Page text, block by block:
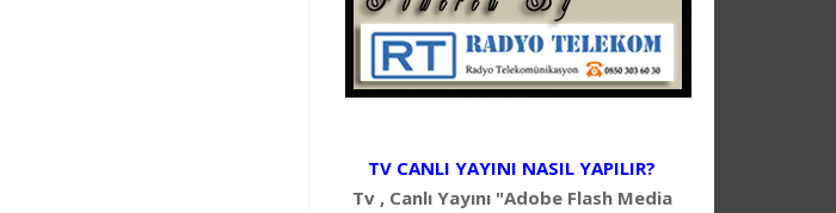
TV CANLI YAYINI NASIL YAPILIR?
Tv , Canlı Yayını "Adobe Flash Media